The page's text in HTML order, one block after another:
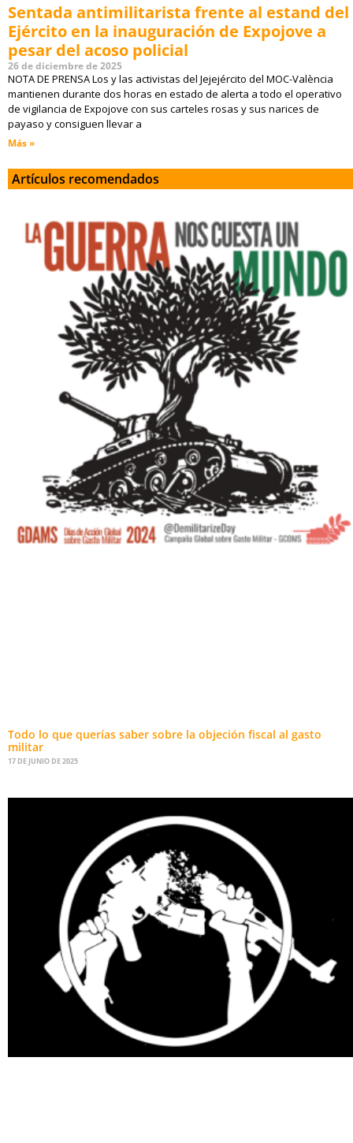
Sentada antimilitarista frente al estand del
Ejército en la inauguración de Expojove a
pesar del acoso policial
26 de diciembre de 2025
NOTA DE PRENSA Los y las activistas del Jejejército del MOC-València
mantienen durante dos horas en estado de alerta a todo el operativo
de vigilancia de Expojove con sus carteles rosas y sus narices de
payaso y consiguen llevar a
Más »
Artículos recomendados
Todo lo que querías saber sobre la objeción fiscal al gasto
militar
17 DE JUNIO DE 2025